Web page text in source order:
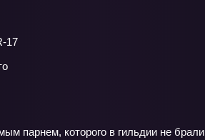
17
парнем, которого в гильдии не